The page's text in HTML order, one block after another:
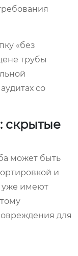
«без
трубы
со
скрытые
может быть
и
уже имеют
для